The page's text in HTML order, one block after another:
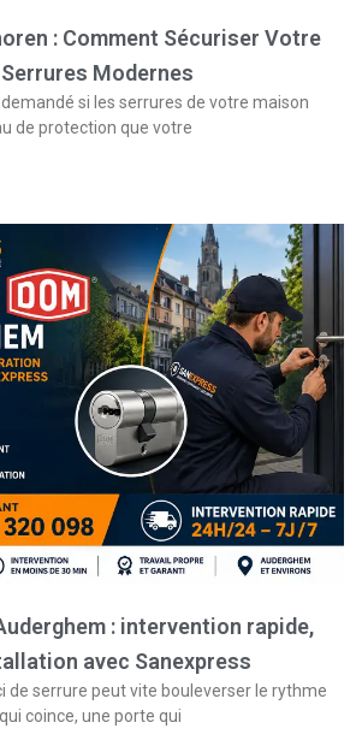
: Comment Sécuriser Votre
Modernes
si les serrures de votre maison
de protection que votre
: intervention rapide,
avec Sanexpress
de serrure peut vite bouleverser le rythme
coince, une porte qui